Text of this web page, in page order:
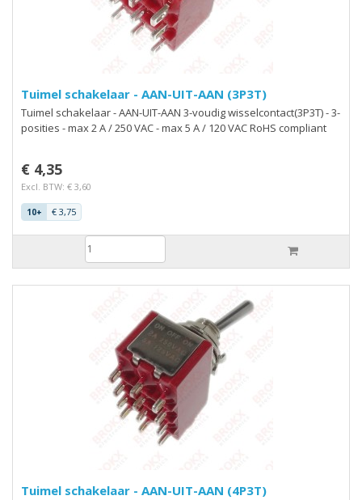
Tuimel schakelaar - AAN-UIT-AAN (3P3T)
Tuimel schakelaar - AAN-UIT-AAN 3-voudig wisselcontact(3P3T) - 3-
posities - max 2 A / 250 VAC - max 5 A / 120 VAC RoHS compliant
€ 4,35
Excl. BTW: € 3,60
10+ € 3,75
Tuimel schakelaar - AAN-UIT-AAN (4P3T)